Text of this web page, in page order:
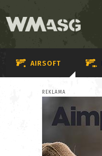
AIRSOFT
REKLAMA